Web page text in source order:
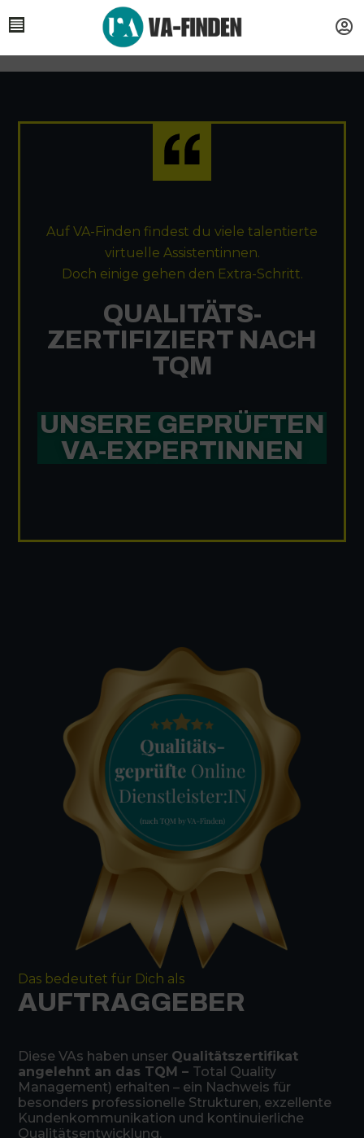
Auf VA-Finden findest du viele talentierte
virtuelle Assistentinnen.
Doch einige gehen den Extra-Schritt.
QUALITÄTS-
ZERTIFIZIERT NACH
TQM
UNSERE GEPRÜFTEN
VA-EXPERTINNEN
Das bedeutet für Dich als
AUFTRAGGEBER
Diese VAs haben unser Qualitätszertifikat
angelehnt an das TQM – Total Quality
Management) erhalten – ein Nachweis für
besonders professionelle Strukturen, exzellente
Kundenkommunikation und kontinuierliche
Qualitätsentwicklung.